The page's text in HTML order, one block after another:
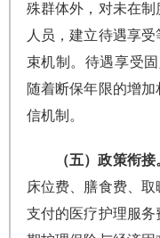
殊群体外，对未在
人员，建立待遇享
束机制。待遇享受
随着断保年限的增
信机制。
（五）政策衔接
床位费、膳食费、
支付的医疗护理服